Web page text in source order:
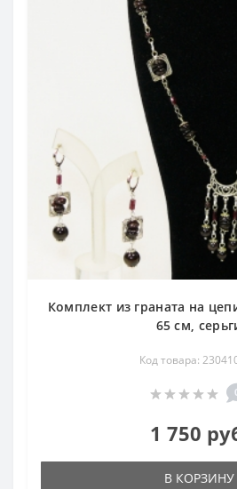
Комплект из граната на
65 см,
Код товара:
1 750
В КОРЗИНУ